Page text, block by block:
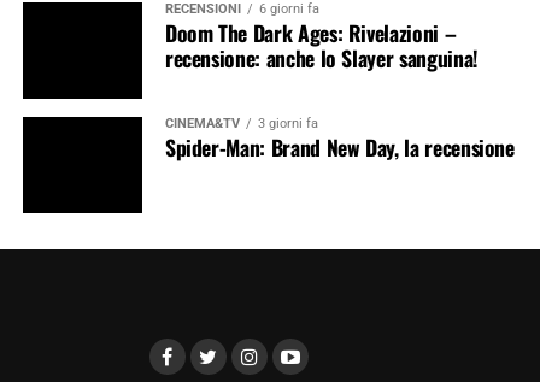
RECENSIONI 6 giorni fa
Doom The Dark Ages: Rivelazioni –
recensione: anche lo Slayer sanguina!
CINEMA&TV 3 giorni fa
Spider-Man: Brand New Day, la recensione